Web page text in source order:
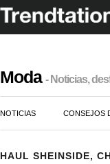
Moda - Noticias,
NOTICIAS CONSEJOS
HAUL SHEINSIDE,